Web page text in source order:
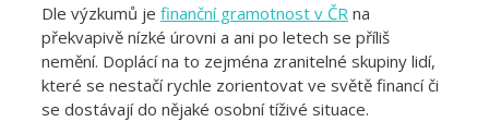
Dle výzkumů je finanční gramotnost v ČR na
překvapivě nízké úrovni a ani po letech se příliš
nemění. Doplácí na to zejména zranitelné skupiny lidí,
které se nestačí rychle zorientovat ve světě financí či
se dostávají do nějaké osobní tíživé situace.